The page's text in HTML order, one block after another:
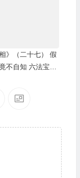
》（二十七） 假
不自知 六法宝照